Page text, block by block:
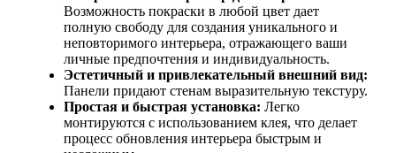
Возможность покраски в любой цвет дает
полную свободу для создания уникального и
неповторимого интерьера, отражающего ваши
личные предпочтения и индивидуальность.
Эстетичный и привлекательный внешний вид:
Панели придают стенам выразительную текстуру.
Простая и быстрая установка: Легко
монтируются с использованием клея, что делает
процесс обновления интерьера быстрым и